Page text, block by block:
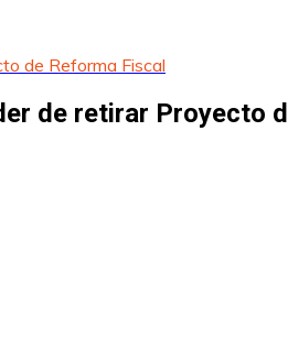
de Reforma Fiscal
de retirar Proyecto